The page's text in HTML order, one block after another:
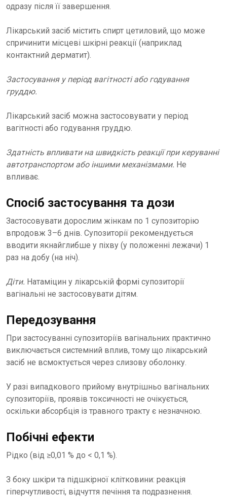
одразу після її завершення.
Лікарський засіб містить спирт цетиловий, що може
спричинити місцеві шкірні реакції (наприклад
контактний дерматит).
Застосування у період вагітності або годування
груддю.
Лікарський засіб можна застосовувати у період
вагітності або годування груддю.
Здатність впливати на швидкість реакції при керуванні
автотранспортом або іншими механізмами. Не
впливає.
Спосіб застосування та дози
Застосовувати дорослим жінкам по 1 супозиторію
впродовж 3–6 днів. Супозиторії рекомендується
вводити якнайглибше у піхву (у положенні лежачи) 1
раз на добу (на ніч).
Діти. Натаміцин у лікарській формі супозиторії
вагінальні не застосовувати дітям.
Передозування
При застосуванні супозиторіїв вагінальних практично
виключається системний вплив, тому що лікарський
засіб не всмоктується через слизову оболонку.
У разі випадкового прийому внутрішньо вагінальних
супозиторіїв, проявів токсичності не очікується,
оскільки абсорбція із травного тракту є незначною.
Побічні ефекти
Рідко (від ≥0,01 % до < 0,1 %).
З боку шкіри та підшкірної клітковини: реакція
гіперчутливості, відчуття печіння та подразнення.